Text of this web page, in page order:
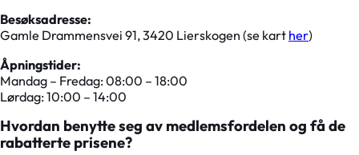
Besøksadresse:
Gamle Drammensvei 91, 3420 Lierskogen (se kart her)
Åpningstider:
Mandag – Fredag: 08:00 – 18:00
Lørdag: 10:00 – 14:00
Hvordan benytte seg av medlemsfordelen og få de
rabatterte prisene?